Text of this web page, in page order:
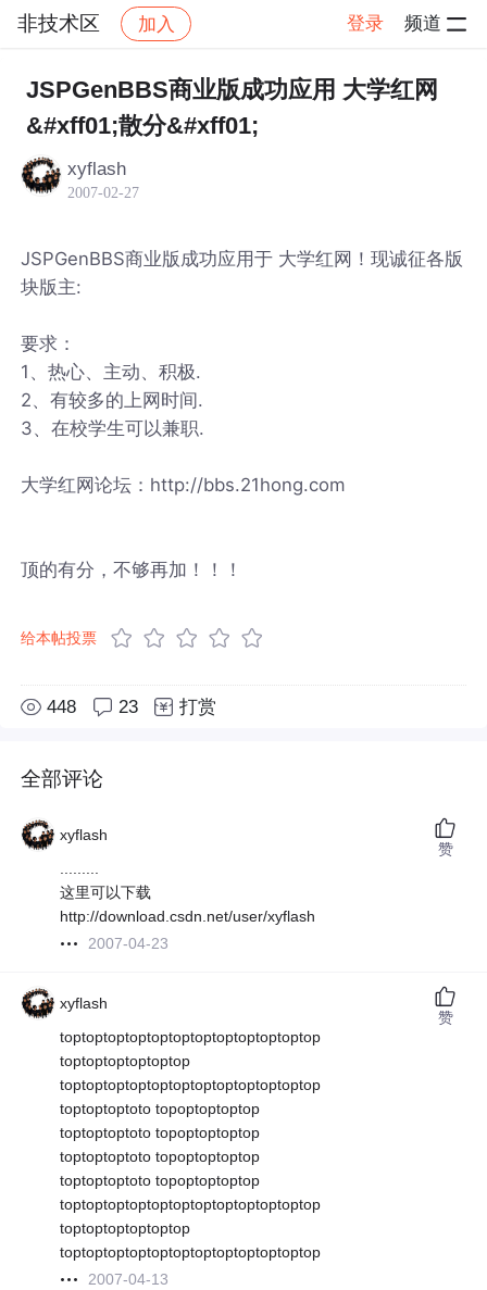
非技术区 加入 登录 频道
社区 非技术区 帖子详情
JSPGenBBS商业版成功应用 大学红网
&#xff01;散分&#xff01;
xyflash
2007-02-27
JSPGenBBS商业版成功应用于 大学红网！现诚征各版
块版主:
要求：
1、热心、主动、积极.
2、有较多的上网时间.
3、在校学生可以兼职.
大学红网论坛：http://bbs.21hong.com
顶的有分，不够再加！！！
给本帖投票
448 23 打赏
全部评论
xyflash
.........
这里可以下载
http://download.csdn.net/user/xyflash
2007-04-23
赞
xyflash
toptoptoptoptoptoptoptoptoptoptoptop
toptoptoptoptoptop
toptoptoptoptoptoptoptoptoptoptoptop
toptoptoptoto topoptoptoptop
toptoptoptoto topoptoptoptop
toptoptoptoto topoptoptoptop
toptoptoptoto topoptoptoptop
toptoptoptoptoptoptoptoptoptoptoptop
toptoptoptoptoptop
toptoptoptoptoptoptoptoptoptoptoptop
2007-04-13
赞